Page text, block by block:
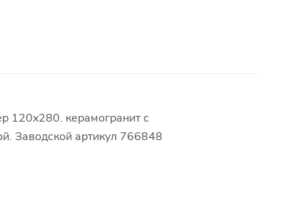
120x280. керамогранит с
Заводской артикул 766848